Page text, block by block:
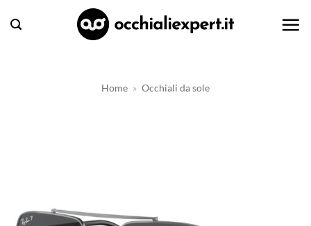
Home » Occhiali da sole